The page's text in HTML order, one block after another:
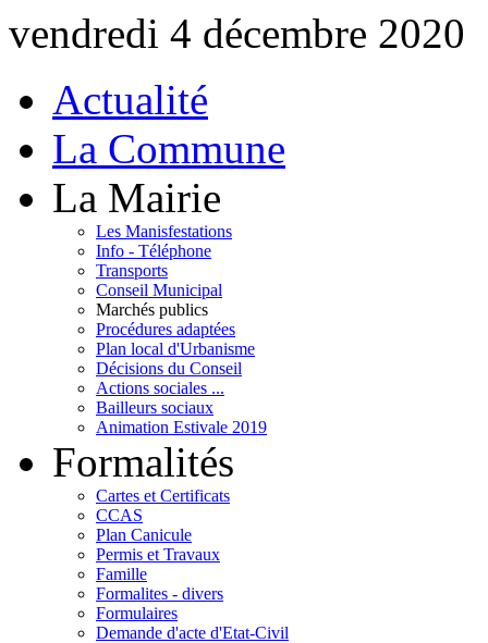
vendredi 4 décembre 2020
Actualité
La Commune
La Mairie
Les Manisfestations
Info - Téléphone
Transports
Conseil Municipal
Marchés publics
Procédures adaptées
Plan local d'Urbanisme
Décisions du Conseil
Actions sociales ...
Bailleurs sociaux
Animation Estivale 2019
Formalités
Cartes et Certificats
CCAS
Plan Canicule
Permis et Travaux
Famille
Formalites - divers
Formulaires
Demande d'acte d'Etat-Civil